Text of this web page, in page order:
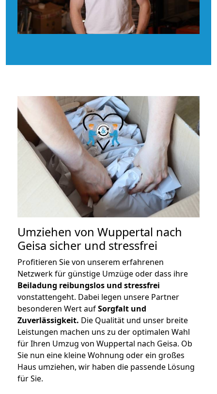
Umziehen von Wuppertal nach
Geisa sicher und stressfrei
Profitieren Sie von unserem erfahrenen
Netzwerk für günstige Umzüge oder dass ihre
Beiladung reibungslos und stressfrei
vonstattengeht. Dabei legen unsere Partner
besonderen Wert aufSorgfalt und
Zuverlässigkeit. Die Qualität und unser breite
Leistungen machen uns zu der optimalen Wahl
für Ihren Umzug von Wuppertal nach Geisa. Ob
Sie nun eine kleine Wohnung oder ein großes
Haus umziehen, wir haben die passende Lösung
für Sie.